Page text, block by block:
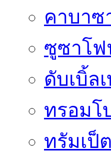
คาบาซ
ซูซาโ
ดับเบิ้ล
ทรอมโ
ทรัมเป็ต